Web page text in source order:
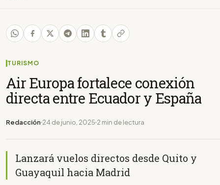
TURISMO
Air Europa fortalece conexión
directa entre Ecuador y España
Redacción 24 de junio, 2025 2 min de lectura
Lanzará vuelos directos desde Quito y
Guayaquil hacia Madrid